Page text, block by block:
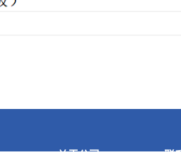
关于公司 联